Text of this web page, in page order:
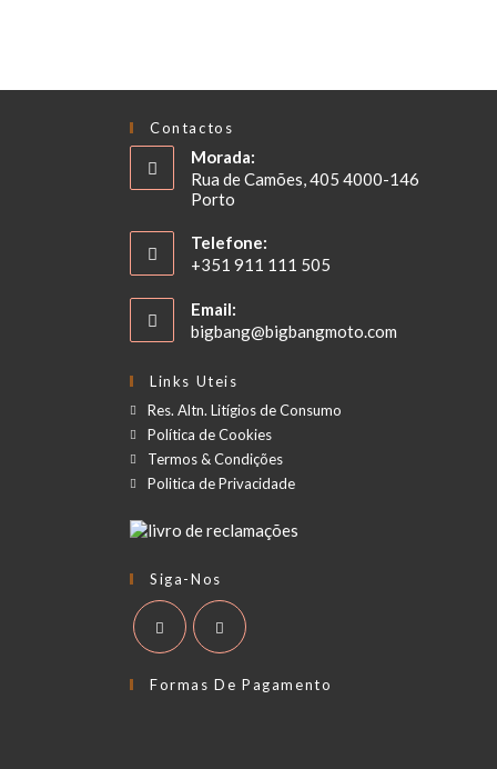
Contactos
Morada:
Rua de Camões, 405 4000-146
Porto
Telefone:
+351 911 111 505
Email:
bigbang@bigbangmoto.com
Links Uteis
Res. Altn. Litígios de Consumo
Política de Cookies
Termos & Condições
Politica de Privacidade
Siga-Nos
Formas De Pagamento